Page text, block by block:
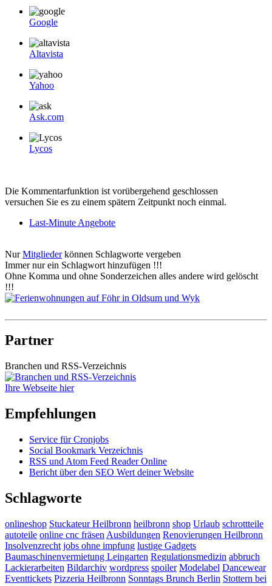
Google
Altavista
Yahoo
Ask.com
Lycos
Die Kommentarfunktion ist vorübergehend geschlossen
versuchen Sie es zu einem spätern Zeitpunkt noch einmal.
Last-Minute Angebote
NurMitgliederkönnen Schlagworte vergeben
Immer nur ein Schlagwort hinzufügen !!!
Ohne Komma und ohne Sonderzeichen alles andere wird gelöscht
!!!
Partner
Branchen und RSS-Verzeichnis
Ihre Webseite hier
Empfehlungen
Service für Cronjobs
Social Bookmark Verzeichnis
RSS und Atom Feed Reader Online
Bericht über den SEO Wert deiner Website
Schlagworte
onlineshop Stuckateur Heilbronn heilbronn shop Urlaub schrottteile
autoteile online cnc fräsen Ausbildungen Renovierungen Heilbronn
Insolvenzrecht jobs ohne impfung lustige Gadgets
Baumaschinenvermietung Leingarten Regulationsmedizin abbruch
Lackierarbeiten Bildarchiv wordpress spoiler Modelabel Dancewear
Eventtickets Pizzeria Heilbronn Sonntags Brunch Berlin Stottern bei